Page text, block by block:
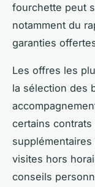
fourchette peut
notamment du
garanties
Les offres les
la sélection des
certains
visites hors
conseils